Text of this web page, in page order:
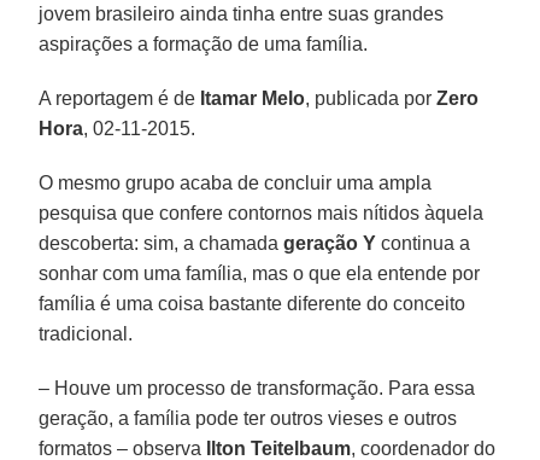
jovem brasileiro ainda tinha entre suas grandes
aspirações a formação de uma família.
A reportagem é de Itamar Melo, publicada porZero
Hora, 02-11-2015.
O mesmo grupo acaba de concluir uma ampla
pesquisa que confere contornos mais nítidos àquela
descoberta: sim, a chamadageração Y continua a
sonhar com uma família, mas o que ela entende por
família é uma coisa bastante diferente do conceito
tradicional.
– Houve um processo de transformação. Para essa
geração, a família pode ter outros vieses e outros
formatos – observa
Ilton Teitelbaum, coordenador do